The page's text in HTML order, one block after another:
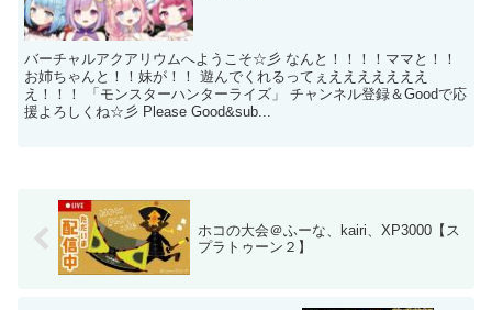
バーチャルアクアリウムへようこそ☆彡 なんと！！！！ママと！！
お姉ちゃんと！！妹が！！ 遊んでくれるってぇえええええええ
え！！！ 「モンスターハンターライズ」 チャンネル登録＆Goodで応
援よろしくね☆彡 Please Good&sub...
ホコの大会＠ふーな、kairi、XP3000【ス
プラトゥーン２】